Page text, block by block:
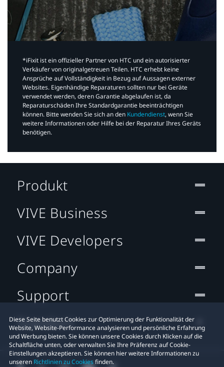
*iFixit ist ein offizieller Partner von HTC und ein autorisierter
Verkäufer von originalgetreuen Teilen. HTC erhebt keine
Ansprüche auf Vollständigkeit in Bezug auf Aussagen externer
Websites. Eigenhändige Reparaturen sollten nur bei Geräte
verwendet werden, deren Garantie abgelaufen ist, da
Reparaturschäden Ihre Standardgarantie beeinträchtigen
können. Bitte wenden Sie sich an den Kundendienst, wenn Sie
weitere Informationen oder Hilfe bei der Reparatur Ihres Geräts
benötigen.​
Diese Seite benutzt Cookies zur Optimierung der Funktionalität der
Website, Website-Performance analysieren und persönliche Erfahrung
und Werbung bieten. Sie können unsere Cookies durch Klicken auf die
Schaltfläche unten, oder verwalten Sie Ihre Präferenz auf Cookie-
Einstellungen akzeptieren. Sie können hier weitere Informationen zu
unseren Richtlinien zu Cookiesfinden.
Produkt
VIVE Business
VIVE Developers
Company
Support
Standort